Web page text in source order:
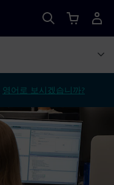
영어로 보시겠습니까?